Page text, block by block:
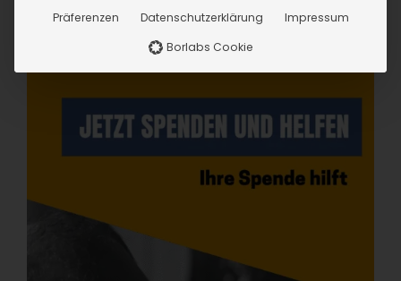
Präferenzen Datenschutzerklärung
Impressum
Borlabs Cookie